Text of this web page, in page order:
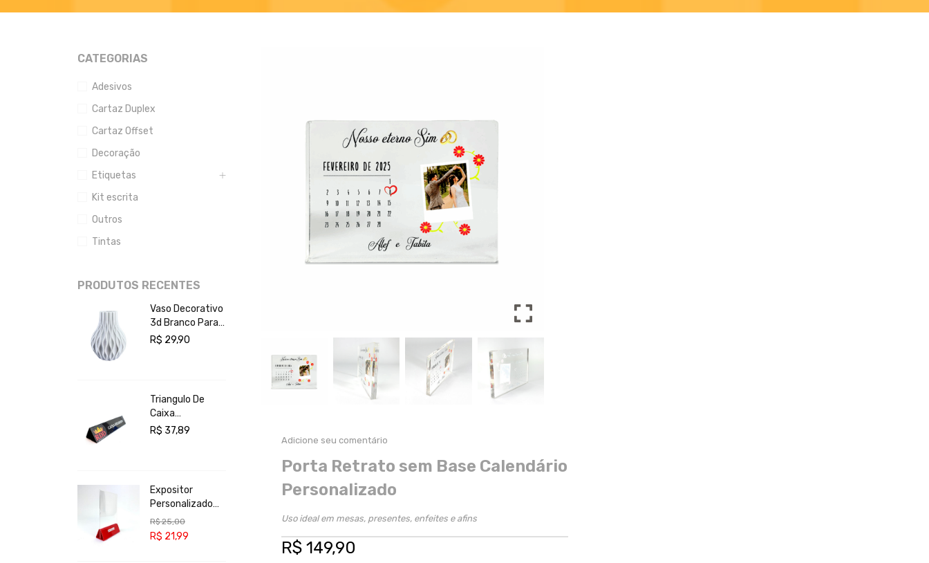
CATEGORIAS
Adesivos
Cartaz Duplex
Cartaz Offset
Decoração
Etiquetas
Kit escrita
Outros
Tintas
PRODUTOS RECENTES
Vaso Decorativo
3d Branco Para
Plantas Flores
R$ 29,90
Triangulo De
Caixa
Personalizado
R$ 37,89
Expositor
Personalizado
tipo Display Base
Prisma A5
R$25,00
R$ 21,99
Adicione seu comentário
Porta Retrato sem Base Calendário
Personalizado
Uso ideal em mesas, presentes, enfeites e afins
R$ 149,90